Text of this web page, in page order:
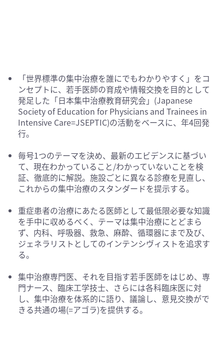
「世界標準の集中治療を誰にでもわかりやすく」をコ
ンセプトに、若手医師の育成や情報交換を目的として
発足した「日本集中治療教育研究会」(Japanese
Society of Education for Physicians and Trainees in
Intensive Care=JSEPTIC)の活動をベースに、年4回発
行。
毎号1つのテーマを決め、最新のエビデンスに基づい
て、現在わかっていること/わかっていないことを検
証、徹底的に解説。施設ごとに異なる診療を見直し、
これからの集中治療のスタンダードを提示する。
重症患者の治療にあたる医師として最低限必要な知識
を手中に収めるべく、テーマは集中治療にとどまら
ず、内科、呼吸器、救急、麻酔、循環器にまで及び、
ジェネラリストとしてのインテンシヴィストを追求す
る。
集中治療専門医、それを目指す若手医師をはじめ、専
門ナース、臨床工学技士、さらには各科臨床医に対
し、集中治療を体系的に語り、議論し、意見交換がで
きる共通の場(=アゴラ)を提供する。